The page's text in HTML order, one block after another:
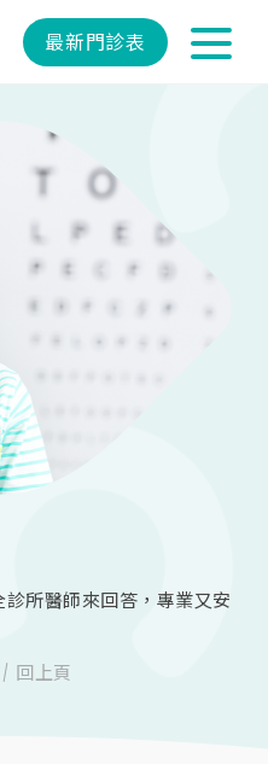
所醫師來回答，專業又安
回上頁
最新門診表